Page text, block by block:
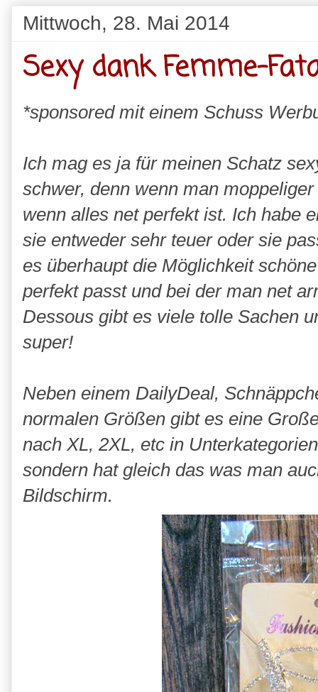
Mittwoch, 28. Mai 2014
Sexy dank Femme-
*sponsored mit einem Schuss
Ich mag es ja für meinen Schatz
schwer, denn wenn man
wenn alles net perfekt ist. Ich habe
sie entweder sehr teuer oder sie
es überhaupt die Möglichkeit
perfekt passt und bei der man net
Dessous gibt es viele tolle Sachen
super!
Neben einem DailyDeal,
normalen Größen gibt es eine
nach XL, 2XL, etc in
sondern hat gleich das was man
Bildschirm.